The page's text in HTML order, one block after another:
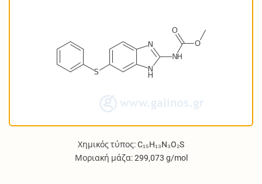
Χημικός τύπος: C₁₅H₁₃N₃O₂S
Μοριακή μάζα: 299,073 g/mol